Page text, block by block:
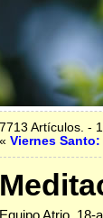
7713 Artículos. -
« Viernes
Equipo Atrio, 18-